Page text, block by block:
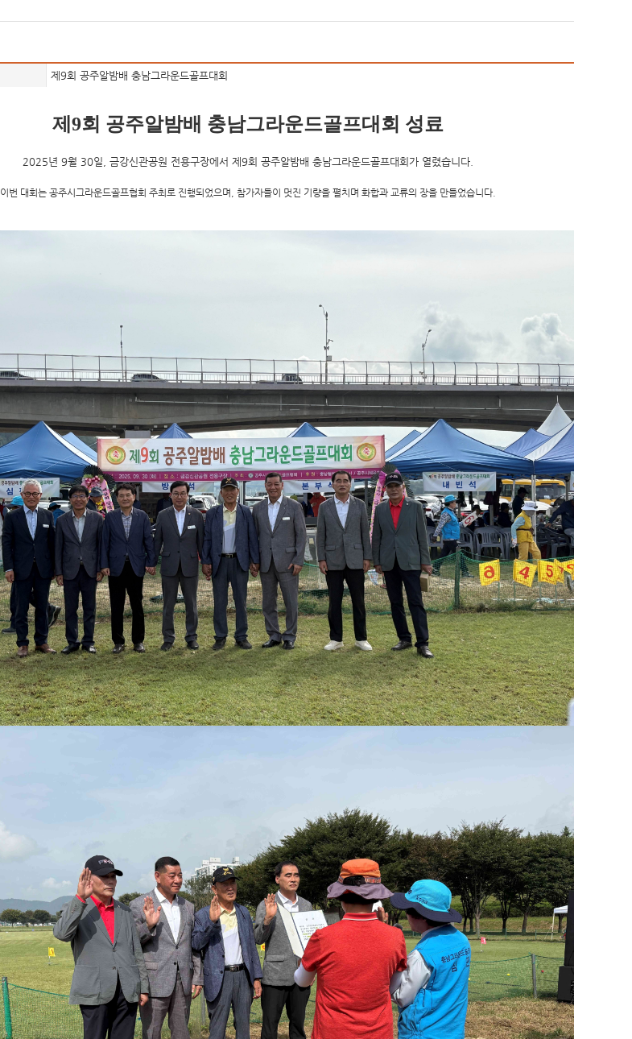
제9회 공주알밤배 충남그라운드골프대회
제9회 공주알밤배 충남그라운드골프대회 성료
2025년 9월 30일, 금강신관공원 전용구장에서 제9회 공주알밤배 충남그라운드골프대회 가 열렸습니다.
이번 대회는 공주시그라운드골프협회 주최로 진행되었으며, 참가자들이 멋진 기량을 펼치며 화합과 교류의 장을 만들었습니다.